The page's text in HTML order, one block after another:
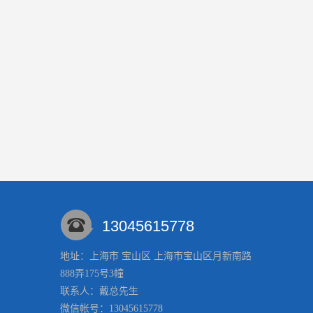
13045615778
地址：上海市 宝山区 上海市宝山区月新南路
888弄175号3幢
联系人：戴总先生
微信帐号：13045615778